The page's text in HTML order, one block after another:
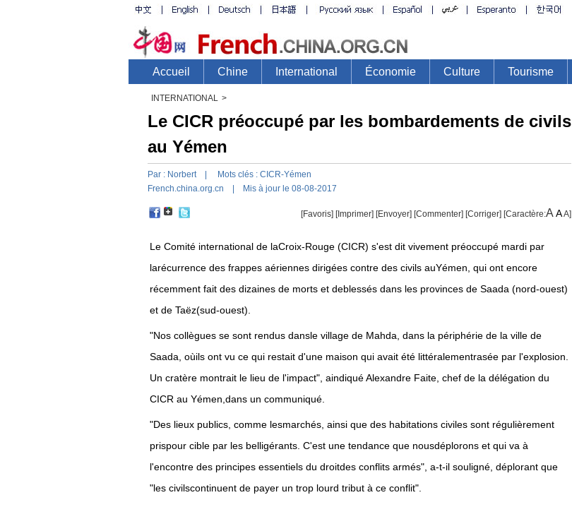
INTERNATIONAL >
Le CICR préoccupé par les bombardements de civils
au Yémen
Par : Norbert| Mots clés : CICR-Yémen
French.china.org.cn | Mis à jour le 08-08-2017
[Favoris] [Imprimer] [Envoyer] [Commenter] [Corriger] [Caractère:A AA]
Le Comité international de laCroix-Rouge (CICR) s'est dit vivement préoccupé mardi par
larécurrence des frappes aériennes dirigées contre des civils auYémen, qui ont encore
récemment fait des dizaines de morts et deblessés dans les provinces de Saada (nord-ouest)
et de Taëz(sud-ouest).
"Nos collègues se sont rendus dansle village de Mahda, dans la périphérie de la ville de
Saada, oùils ont vu ce qui restait d'une maison qui avait été littéralementrasée par l'explosion.
Un cratère montrait le lieu de l'impact", aindiqué Alexandre Faite, chef de la délégation du
CICR au Yémen,dans un communiqué.
"Des lieux publics, comme lesmarchés, ainsi que des habitations civiles sont régulièrement
prispour cible par les belligérants. C'est une tendance que nousdéplorons et qui va à
l'encontre des principes essentiels du droitdes conflits armés", a-t-il souligné, déplorant que
"les civilscontinuent de payer un trop lourd tribut à ce conflit".